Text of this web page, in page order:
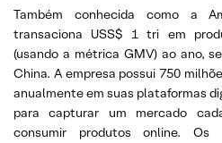
Também conhecida como a
transaciona USS$ 1 tri em
(usando a métrica GMV) ao ano,
China. A empresa possui 750
anualmente em suas plataformas
para capturar um mercado
consumir produtos online.